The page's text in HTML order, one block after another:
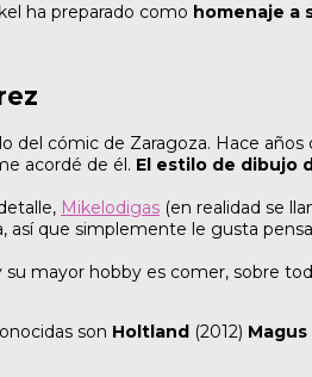
ha preparado como homenaje a
del cómic de Zaragoza. Hace
acordé de él. El estilo de dibujo
Mikelodigas (en realidad se
así que simplemente le gusta
mayor hobby es comer, sobre
son Holtland (2012) Magus